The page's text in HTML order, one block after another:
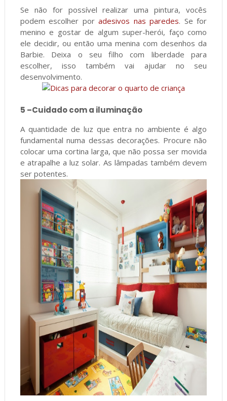
Se não for possível realizar uma pintura, vocês
podem escolher poradesivos nas paredes. Se for
menino e gostar de algum super-herói, faço como
ele decidir, ou então uma menina com desenhos da
Barbie. Deixa o seu filho com liberdade para
escolher, isso também vai ajudar no seu
desenvolvimento.
5 –Cuidado com a iluminação
A quantidade de luz que entra no ambiente é algo
fundamental numa dessas decorações. Procure não
colocar uma cortina larga, que não possa ser movida
e atrapalhe a luz solar. As lâmpadas também devem
ser potentes.